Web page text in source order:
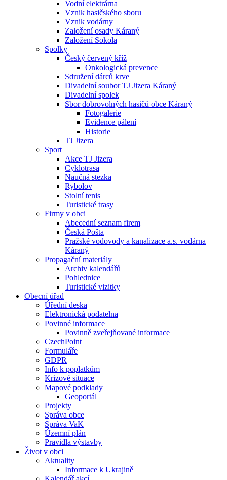
Vodní elektrárna
Vznik hasičského sboru
Vznik vodárny
Založení osady Káraný
Založení Sokola
Spolky
Český červený kříž
Onkologická prevence
Sdružení dárců krve
Divadelní soubor TJ Jizera Káraný
Divadelní spolek
Sbor dobrovolných hasičů obce Káraný
Fotogalerie
Evidence pálení
Historie
TJ Jizera
Sport
Akce TJ Jizera
Cyklotrasa
Naučná stezka
Rybolov
Stolní tenis
Turistické trasy
Firmy v obci
Abecední seznam firem
Česká Pošta
Pražské vodovody a kanalizace a.s. vodárna
Káraný
Propagační materiály
Archiv kalendářů
Pohlednice
Turistické vizitky
Obecní úřad
Úřední deska
Elektronická podatelna
Povinné informace
Povinně zveřejňované informace
CzechPoint
Formuláře
GDPR
Info k poplatkům
Krizové situace
Mapové podklady
Geoportál
Projekty
Správa obce
Správa VaK
Územní plán
Pravidla výstavby
Život v obci
Aktuality
Informace k Ukrajině